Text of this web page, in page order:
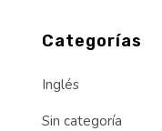
Categorías
Inglés
Sin categoría